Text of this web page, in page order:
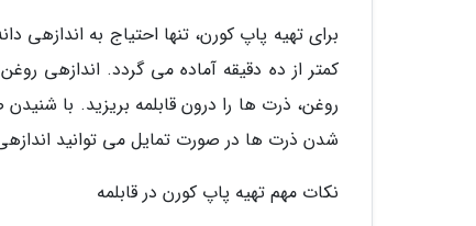
برای تهیه پاپ کورن، تنها احتیاج به اندازهی
کمتر از ده دقیقه آماده می گردد. اندازهی
روغن، ذرت ها را درون قابلمه بریزید. با
شدن ذرت ها در صورت تمایل می توانید
نکات مهم تهیه پاپ کورن در قابلمه